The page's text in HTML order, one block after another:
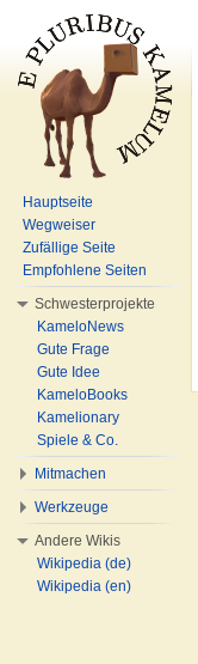
Hauptseite
Wegweiser
Zufällige Seite
Empfohlene Seiten
Schwesterprojekte
KameloNews
Gute Frage
Gute Idee
KameloBooks
Kamelionary
Spiele & Co.
Mitmachen
Werkzeuge
Andere Wikis
Wikipedia (de)
Wikipedia (en)